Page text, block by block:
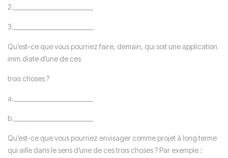
2.__________________________
3.__________________________
Qu’est-ce que vous pourriez faire, demain, qui soit une application
imm.diate d’une de ces
trois choses ?
a.__________________________
b.__________________________
Qu’est-ce que vous pourriez envisager comme projet à long terme
qui aille dans le sens d’une de ces trois choses ? Par exemple :